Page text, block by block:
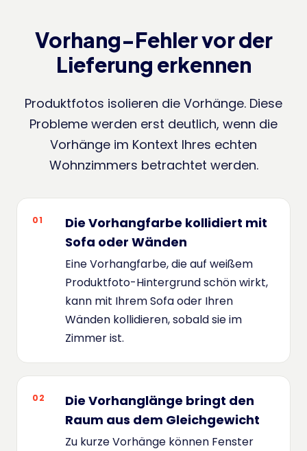
Vorhang-Fehler vor der
Lieferung erkennen
Produktfotos isolieren die Vorhänge. Diese
Probleme werden erst deutlich, wenn die
Vorhänge im Kontext Ihres echten
Wohnzimmers betrachtet werden.
01
Die Vorhangfarbe kollidiert mit
Sofa oder Wänden
Eine Vorhangfarbe, die auf weißem
Produktfoto-Hintergrund schön wirkt,
kann mit Ihrem Sofa oder Ihren
Wänden kollidieren, sobald sie im
Zimmer ist.
02
Die Vorhanglänge bringt den
Raum aus dem Gleichgewicht
Zu kurze Vorhänge können Fenster